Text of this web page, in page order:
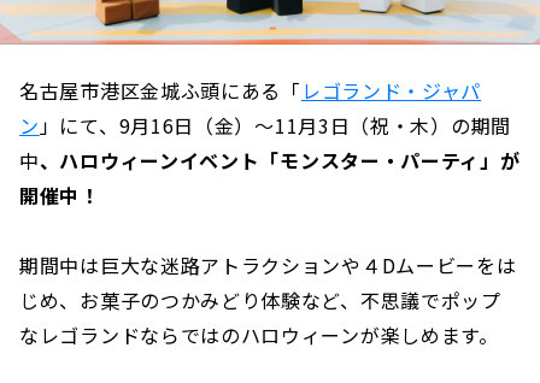
名古屋市港区金城ふ頭にある「 レゴランド・ジャパ
ン 」にて、9月16日（金）〜11月3日（祝・木）の期間
中、ハロウィーンイベント「モンスター・パーティ」が
開催中！
期間中は巨大な迷路アトラクションや４Dムービーをは
じめ、お菓子のつかみどり体験など、不思議でポップ
なレゴランドならではのハロウィーンが楽しめます。